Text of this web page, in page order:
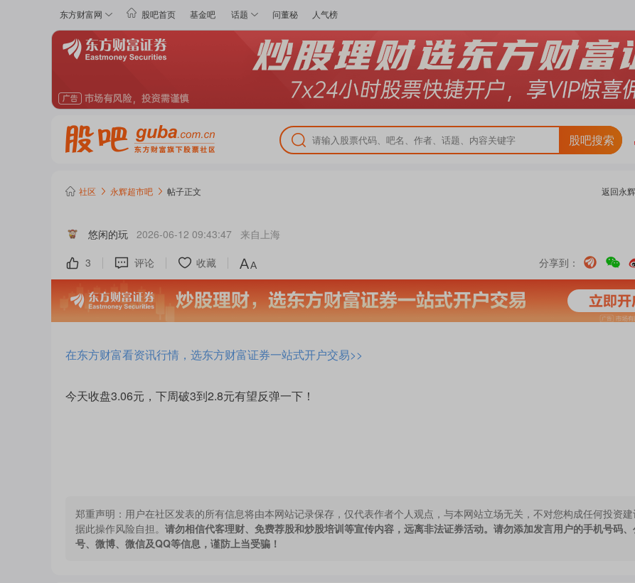
东方财富网 股吧首页 基金吧 话题 问董秘 人气榜
股吧搜索
社区 永辉超市吧 帖子正文 返回永
悠闲的玩 2026-06-12 09:43:47 来自 上海
3
评论 收藏 分享到：
在东方财富看资讯行情，选东方财富证券一站式开户交易>>
今天收盘3.06元，下周破3到2.8元有望反弹一下！
郑重声明： 用户在社区发表的所有信息将由本网站记录保存，仅代表作者个人观点，与本网站立场无关，不对您构成任何投资建
据此操作风险自担。 请勿相信代客理财、免费荐股和炒股培训等宣传内容，远离非法证券活动。请勿添加发言用户的手机号码
号、微博、微信及QQ等信息，谨防上当受骗！